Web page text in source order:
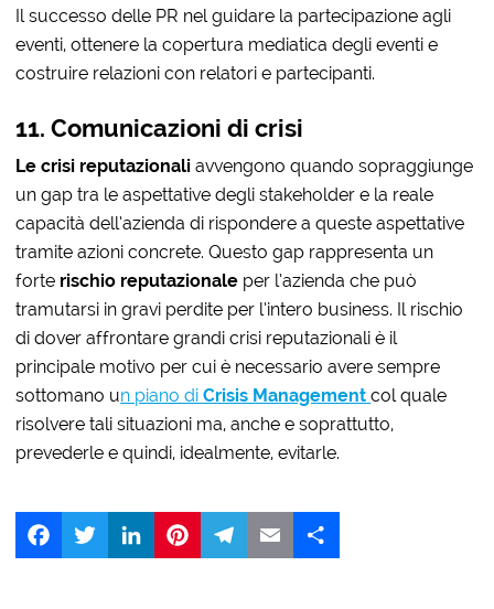
Il successo delle PR nel guidare la partecipazione agli
eventi, ottenere la copertura mediatica degli eventi e
costruire relazioni con relatori e partecipanti.
11. Comunicazioni di crisi
Le crisi reputazionali avvengono quando sopraggiunge
un gap tra le aspettative degli stakeholder e la reale
capacità dell’azienda di rispondere a queste aspettative
tramite azioni concrete. Questo gap rappresenta un
forte rischio reputazionale per l’azienda che può
tramutarsi in gravi perdite per l’intero business. Il rischio
di dover affrontare grandi crisi reputazionali è il
principale motivo per cui è necessario avere sempre
sottomano un piano diCrisis Management col quale
risolvere tali situazioni ma, anche e soprattutto,
prevederle e quindi, idealmente, evitarle.
LinkedIn